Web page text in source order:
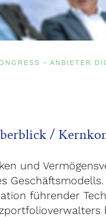
– ANBIETER
/
und
Geschäftsmodells.
führender